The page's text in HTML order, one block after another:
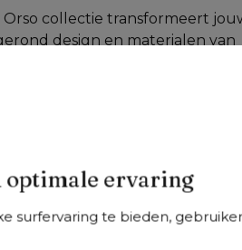
optimale ervaring
surfervaring te bieden,
collectie transformeert
design en materialen van
teak. Dans mee op
verzoen comfort met elegantie
en maak van jouw tuin of terras
combineert verfijning met
van de bovenste plank,
wordt.